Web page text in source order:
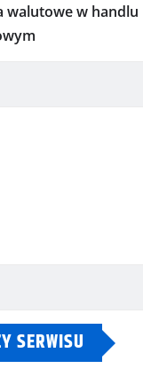
walutowe w handlu
SERWISU